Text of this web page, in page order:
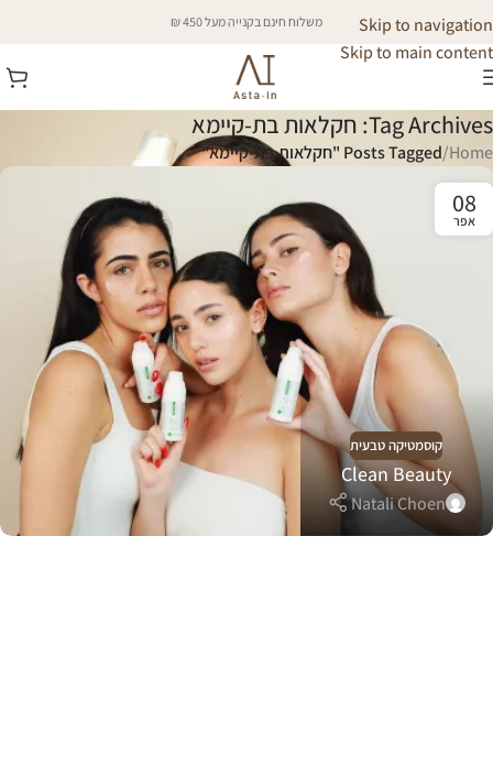
Skip to navigation
Skip to main content
משלוח חינם בקנייה מעל 450 ₪
Tag Archives: חקלאות בת-קיימא
Home
/Posts Tagged "חקלאות בת-קיימא"
08
אפר
קוסמטיקה טבעית
Clean Beauty
Natali Choen